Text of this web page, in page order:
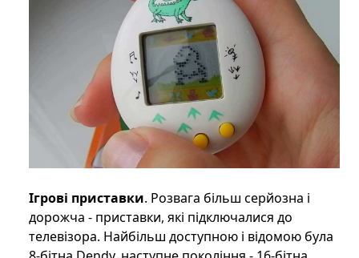
Ігрові приставки. Розвага більш серйозна і
дорожча - приставки, які підключалися до
телевізора. Найбільш доступною і відомою була